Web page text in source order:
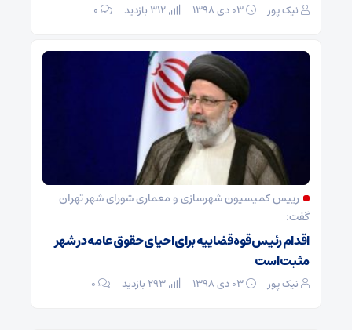
نیک پور ۰
رییس کمیسیون شهرسازی و معماری شورای شهر تهران
گفت:
اقدام رئیس قوه قضاییه برای احیای حقوق عامه در شهر
مثبت است
نیک پور ۰